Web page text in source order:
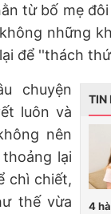
từ bố mẹ
những
để ''thách
TIN
4
chuyện
luôn và
nên
lại
chì chiết,
thế vừa